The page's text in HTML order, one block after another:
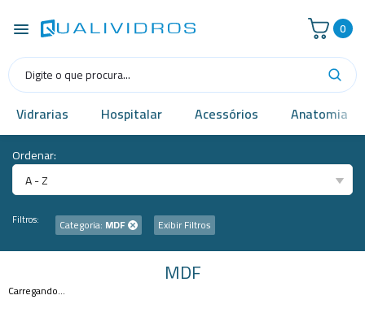
0
Vidrarias Hospitalar Acessórios Anatomia
Ordenar:
A - Z
Filtros: Categoria: MDF Exibir Filtros
MDF
Carregando...